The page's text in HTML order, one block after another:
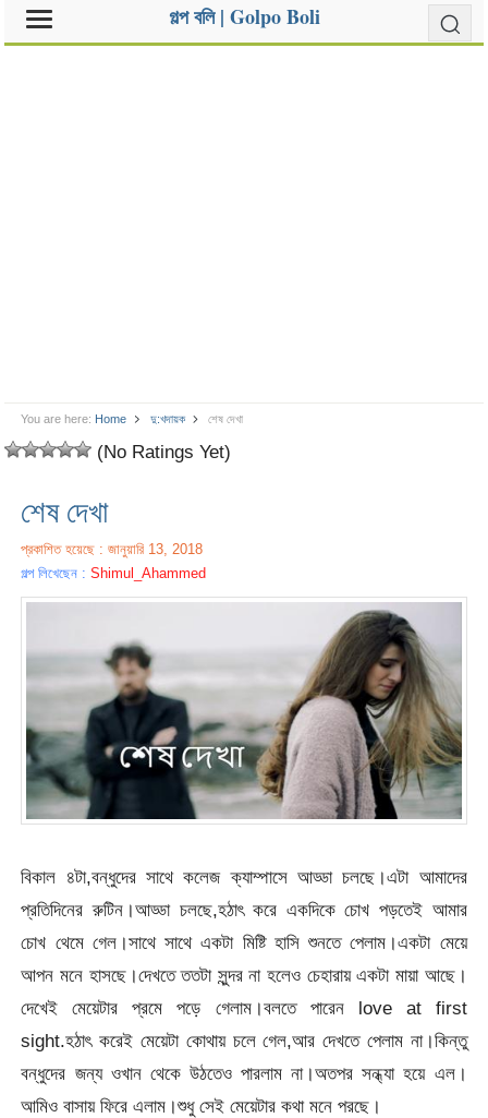
গল্প বলি | Golpo Boli
You are here: Home দু:খদায়ক শেষ দেখা
(No Ratings Yet)
শেষ দেখা
প্রকাশিত হয়েছে : জানুয়ারি 13, 2018
গল্প লিখেছেন :Shimul_Ahammed
বিকাল ৪টা,বন্ধুদের সাথে কলেজ ক্যাম্পাসে আড্ডা চলছে।এটা আমাদের
প্রতিদিনের রুটিন।আড্ডা চলছে,হঠাৎ করে একদিকে চোখ পড়তেই আমার
চোখ থেমে গেল।সাথে সাথে একটা মিষ্টি হাসি শুনতে পেলাম।একটা মেয়ে
আপন মনে হাসছে।দেখতে ততটা সুন্দর না হলেও চেহারায় একটা মায়া আছে।
দেখেই মেয়েটার প্রমে পড়ে গেলাম।বলতে পারেন love at first
sight.হঠাৎ করেই মেয়েটা কোথায় চলে গেল,আর দেখতে পেলাম না।কিন্তু
বন্ধুদের জন্য ওখান থেকে উঠতেও পারলাম না।অতপর সন্ধ্যা হয়ে এল।
আমিও বাসায় ফিরে এলাম।শুধু সেই মেয়েটার কথা মনে পরছে।